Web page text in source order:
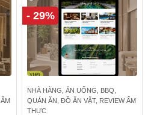
₫.
5.500.000 ₫.
- 29%
NHÀ HÀNG, ĂN UỐNG, BBQ,
QUÁN ĂN, ĐỒ ĂN VẶT, REVIEW ẨM
THỰC